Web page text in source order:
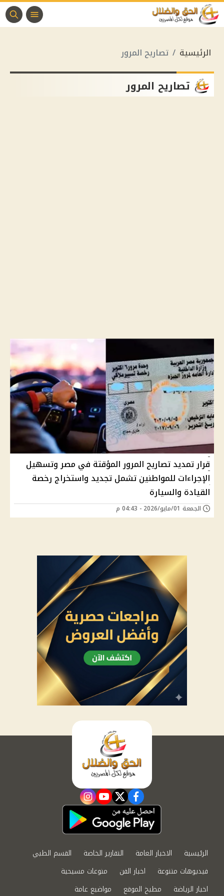
الرئيسية تصاريح المرور
تصاريح المرور
قرار تمديد تصاريح المرور المؤقتة في مصر وتسهيل
الإجراءات للمواطنين تشمل تجديد واستخراج رخصة
القيادة والسيارة
الجمعة 01/مايو/2026 - 04:43 م
facebook
twitter
youtube
instagram
الرئيسية الاخبار العامة التقارير الخاصة
القسم الطبي
فيديوهات متنوعة
اخبار الفن
منوعات مسيحية
اخبار الرياضة
مطبخ الموقع مواضيع عامة